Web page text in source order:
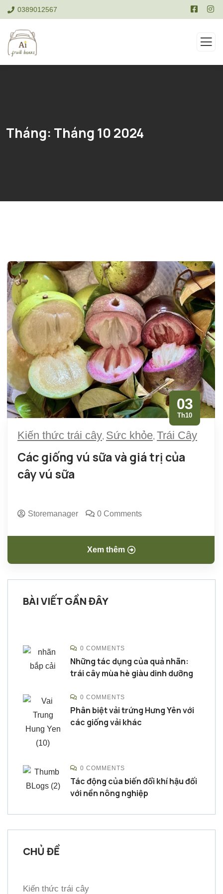
0389012567
Tháng: Tháng 10 2024
03
Th10
Kiến thức trái cây, Sức khỏe, Trái Cây
Các giống vú sữa và giá trị của
cây vú sữa
Storemanager 0 Comments
Xem thêm
BÀI VIẾT GẦN ĐÂY
0 COMMENTS
Những tác dụng của quả nhãn:
trái cây mùa hè giàu dinh dưỡng
0 COMMENTS
Phân biệt vải trứng Hưng Yên với
các giống vải khác
0 COMMENTS
Tác động của biến đổi khí hậu đối
với nền nông nghiệp
CHỦ ĐỀ
Kiến thức trái cây